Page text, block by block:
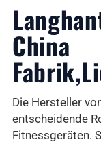
China
Die Hersteller
entscheidende
Fitnessgeräten.